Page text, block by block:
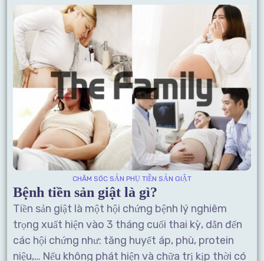
CHĂM SÓC SẢN PHỤ TIỀN SẢN GIẬT
Bệnh tiền sản giật là gì?
Tiền sản giật là một hội chứng bệnh lý nghiêm
trọng xuất hiện vào 3 tháng cuối thai kỳ, dẫn đến
các hội chứng như: tăng huyết áp, phù, protein
niệu,… Nếu không phát hiện và chữa trị kịp thời có